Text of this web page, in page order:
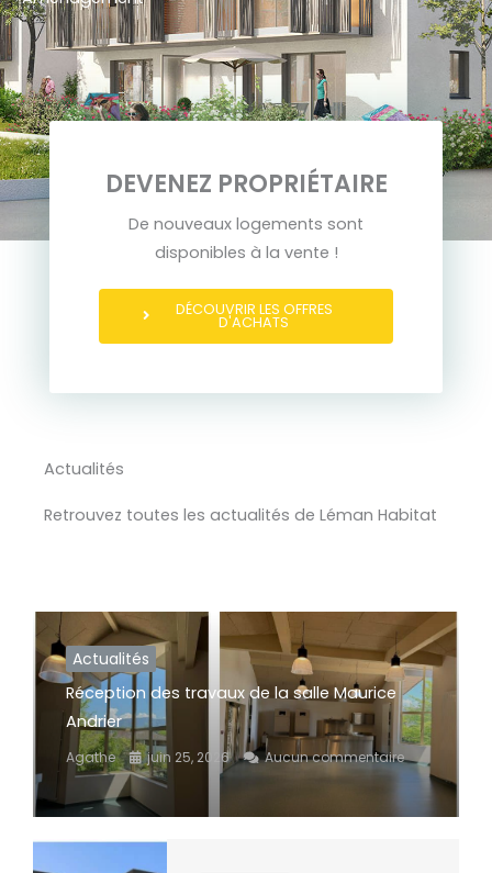
DEVENEZ PROPRIÉTAIRE
De nouveaux logements sont
disponibles à la vente !
DÉCOUVRIR LES OFFRES
D'ACHATS
Actualités
Retrouvez toutes les actualités de Léman Habitat
Actualités
Réception des travaux de la salle Maurice
Andrier
Agathe juin 25, 2026 Aucun commentaire